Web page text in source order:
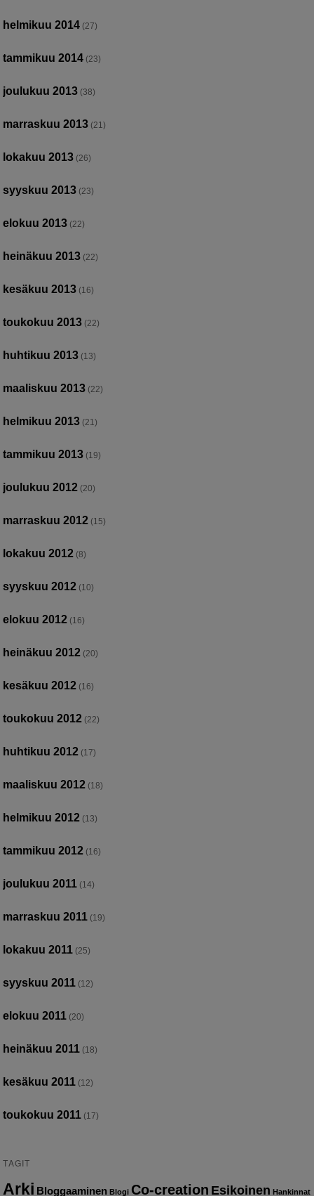
helmikuu 2014 (27)
tammikuu 2014 (23)
joulukuu 2013 (38)
marraskuu 2013 (21)
lokakuu 2013 (26)
syyskuu 2013 (23)
elokuu 2013 (22)
heinäkuu 2013 (22)
kesäkuu 2013 (16)
toukokuu 2013 (22)
huhtikuu 2013 (13)
maaliskuu 2013 (22)
helmikuu 2013 (21)
tammikuu 2013 (19)
joulukuu 2012 (20)
marraskuu 2012 (15)
lokakuu 2012 (8)
syyskuu 2012 (10)
elokuu 2012 (16)
heinäkuu 2012 (20)
kesäkuu 2012 (16)
toukokuu 2012 (22)
huhtikuu 2012 (17)
maaliskuu 2012 (18)
helmikuu 2012 (13)
tammikuu 2012 (16)
joulukuu 2011 (14)
marraskuu 2011 (19)
lokakuu 2011 (25)
syyskuu 2011 (12)
elokuu 2011 (20)
heinäkuu 2011 (18)
kesäkuu 2011 (12)
toukokuu 2011 (17)
TAGIT
Arki Bloggaaminen Blogi Co-creation Esikoinen Hankinnat